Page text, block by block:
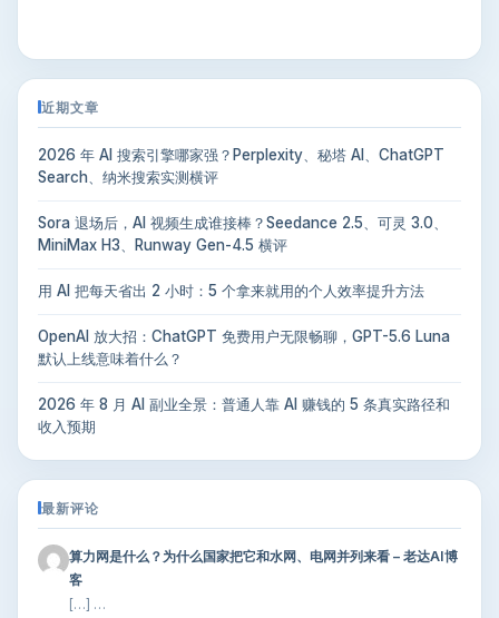
近期文章
2026 年 AI 搜索引擎哪家强？Perplexity、秘塔 AI、ChatGPT
Search、纳米搜索实测横评
Sora 退场后，AI 视频生成谁接棒？Seedance 2.5、可灵 3.0、
MiniMax H3、Runway Gen-4.5 横评
用 AI 把每天省出 2 小时：5 个拿来就用的个人效率提升方法
OpenAI 放大招：ChatGPT 免费用户无限畅聊，GPT-5.6 Luna
默认上线意味着什么？
2026 年 8 月 AI 副业全景：普通人靠 AI 赚钱的 5 条真实路径和
收入预期
最新评论
算力网是什么？为什么国家把它和水网、电网并列来看 – 老达AI博
客
[…] …